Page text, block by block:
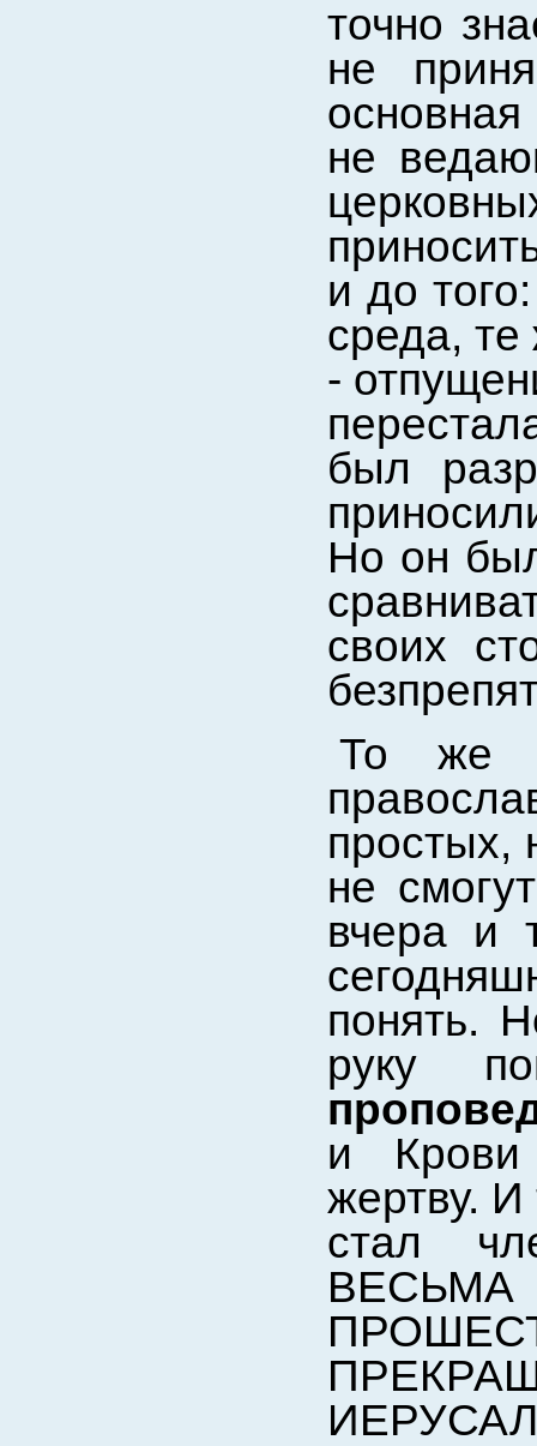
точно
не
не
и до
среда,
-
был
Но он
своих
То же
простых,
не
вчера и
понять.
руку
и Крови
жертву. И
стал